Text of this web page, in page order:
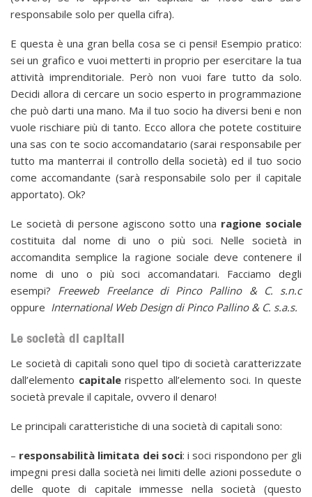
responsabile solo per quella cifra).
E questa è una gran bella cosa se ci pensi! Esempio pratico:
sei un grafico e vuoi metterti in proprio per esercitare la tua
attività imprenditoriale. Però non vuoi fare tutto da solo.
Decidi allora di cercare un socio esperto in programmazione
che può darti una mano. Ma il tuo socio ha diversi beni e non
vuole rischiare più di tanto. Ecco allora che potete costituire
una sas con te socio accomandatario (sarai responsabile per
tutto ma manterrai il controllo della società) ed il tuo socio
come accomandante (sarà responsabile solo per il capitale
apportato). Ok?
Le società di persone agiscono sotto una ragione sociale
costituita dal nome di uno o più soci. Nelle società in
accomandita semplice la ragione sociale deve contenere il
nome di uno o più soci accomandatari. Facciamo degli
esempi? Freeweb Freelance di Pinco Pallino & C. s.n.c
oppure International Web Design di Pinco Pallino & C. s.a.s.
Le società di capitali
Le società di capitali sono quel tipo di società caratterizzate
dall’elemento capitalerispetto all’elemento soci. In queste
società prevale il capitale, ovvero il denaro!
Le principali caratteristiche di una società di capitali sono:
– responsabilità limitata dei soci: i soci rispondono per gli
impegni presi dalla società nei limiti delle azioni possedute o
delle quote di capitale immesse nella società (questo